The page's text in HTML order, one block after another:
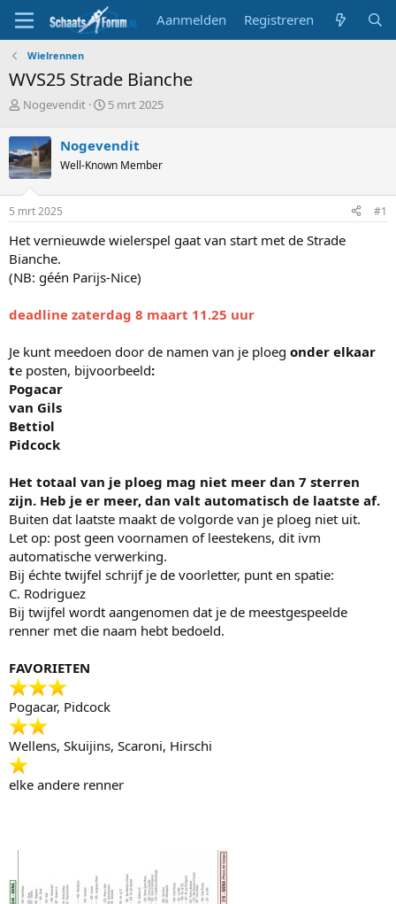
Aanmelden Registreren
Wielrennen
WVS25 Strade Bianche
T
p
i
c
s
t
a
t
e
r
Nogevendit
S
r
t
a
m
5 mrt 2025
Nogevendit
Well-Known Member
5 mrt 2025 #1
Het vernieuwde wielerspel gaat van start met de Strade
Bianche.
(NB: géén Parijs-Nice)
deadline zaterdag 8 maart 11.25 uur
Je kunt meedoen door de namen van je ploeg onder elkaar
te posten, bijvoorbeeld:
Pogacar
van Gils
Bettiol
Pidcock
Het totaal van je ploeg mag niet meer dan 7 sterren
zijn. Heb je er meer, dan valt automatisch de laatste af.
Buiten dat laatste maakt de volgorde van je ploeg niet uit.
Let op: post geen voornamen of leestekens, dit ivm
automatische verwerking.
Bij échte twijfel schrijf je de voorletter, punt en spatie:
C. Rodriguez
Bij twijfel wordt aangenomen dat je de meestgespeelde
renner met die naam hebt bedoeld.
FAVORIETEN
Pogacar, Pidcock
Wellens, Skuijins, Scaroni, Hirschi
elke andere renner